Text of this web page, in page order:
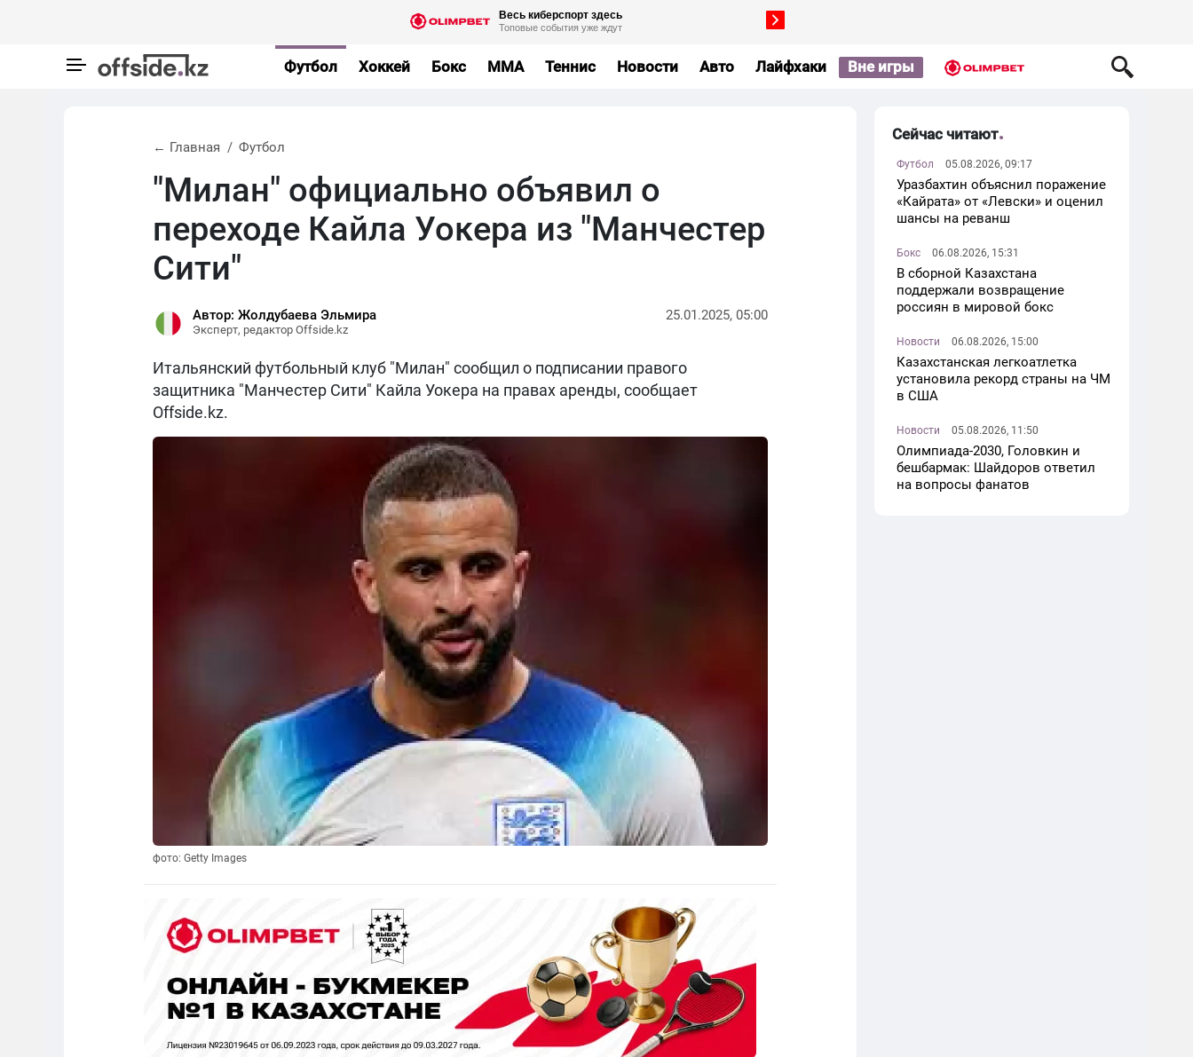
Футбол Хоккей Бокс MMA Теннис Новости Авто Лайфхаки Вне игры
← Главная Футбол
"Милан" официально объявил о
переходе Кайла Уокера из "Манчестер
Сити"
Автор: Жолдубаева Эльмира
Эксперт, редактор Offside.kz
25.01.2025, 05:00
Итальянский футбольный клуб "Милан" сообщил о подписании правого
защитника "Манчестер Сити" Кайла Уокера на правах аренды, сообщает
Offside.kz.
фото: Getty Images
Сейчас читают
Футбол 05.08.2026, 09:17
Уразбахтин объяснил поражение
«Кайрата» от «Левски» и оценил
шансы на реванш
Бокс 06.08.2026, 15:31
В сборной Казахстана
поддержали возвращение
россиян в мировой бокс
Новости 06.08.2026, 15:00
Казахстанская легкоатлетка
установила рекорд страны на ЧМ
в США
Новости 05.08.2026, 11:50
Олимпиада-2030, Головкин и
бешбармак: Шайдоров ответил
на вопросы фанатов